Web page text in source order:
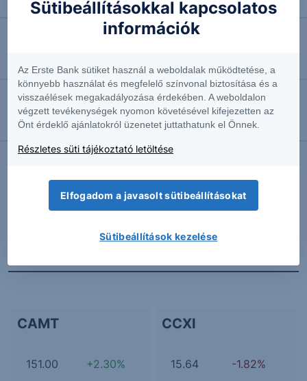
Ismét halasztják a Bayer perét
Feladta ellenállását a Commerzbank
2026.08.06. 10:39
Megemelte előrejelzését a Siemens
További Erste elemzések
CAMT
151.00 +2.30%
CCXI
15.64 -1.82%
Sütibeállításokkal kapcsolatos
információk
Az Erste Bank sütiket használ a weboldalak működtetése, a
könnyebb használat és megfelelő színvonal biztosítása és a
visszaélések megakadályozása érdekében. A weboldalon
végzett tevékenységek nyomon követésével kifejezetten az
Önt érdeklő ajánlatokról üzenetet juttathatunk el Önnek.
Részletes süti tájékoztató letöltése
Elfogadom a javasolt sütibeállításokat
Sütibeállítások kezelése